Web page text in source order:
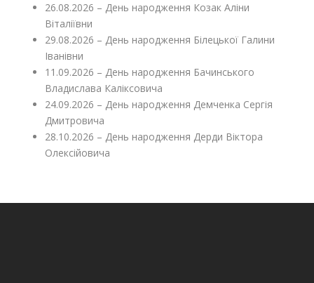
26.08.2026 – День народження Козак Аліни
Віталіївни
29.08.2026 – День народження Білецької Галини
Іванівни
11.09.2026 – День народження Бачинського
Владислава Каліксовича
24.09.2026 – День народження Демченка Сергія
Дмитровича
28.10.2026 – День народження Дерди Віктора
Олексійовича